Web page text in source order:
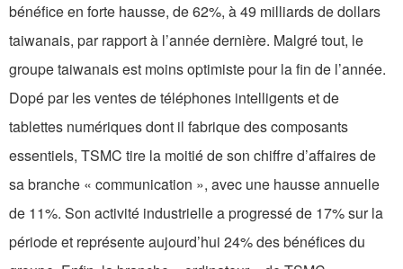
bénéfice en forte hausse, de 62%, à 49 milliards de dollars
taiwanais, par rapport à l’année dernière. Malgré tout, le
groupe taiwanais est moins optimiste pour la fin de l’année.
Dopé par les ventes de téléphones intelligents et de
tablettes numériques dont il fabrique des composants
essentiels, TSMC tire la moitié de son chiffre d’affaires de
sa branche « communication », avec une hausse annuelle
de 11%. Son activité industrielle a progressé de 17% sur la
période et représente aujourd’hui 24% des bénéfices du